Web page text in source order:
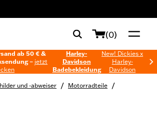
(0)
ab 50 € &
– jetzt
Harley-
Davidson
Badebekleidung
New! Dickies x
Harley-
Davidson
und -abweiser / Motorradteile /